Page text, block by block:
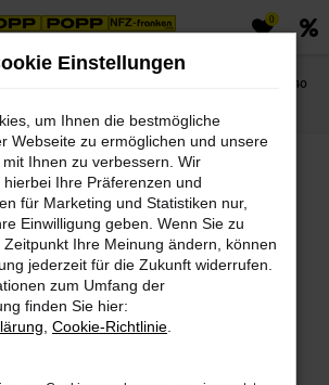
0
Volvo Chemnitz, Volvo XC40
Lieferservice nach Chemnitz
Volvo
mit
nach
Einstellungen
um Ihnen die bestmögliche
Webseite zu ermöglichen und unsere
Ihnen zu verbessern. Wir
Ihre Präferenzen und
für Marketing und Statistiken nur,
Einwilligung geben. Wenn Sie zu
Ihre Meinung ändern, können
jederzeit für die Zukunft widerrufen.
zum Umfang der
finden Sie hier:
Cookie-Richtlinie